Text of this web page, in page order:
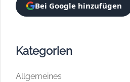
Bei Google hinzufügen
Kategorien
Allgemeines